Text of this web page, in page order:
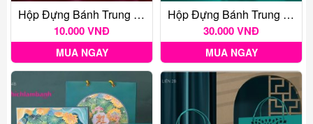
Hộp Đựng Bánh Trung Thu Tước Hoa 2B
10.000 VNĐ
MUA NGAY
Hộp Đựng Bánh Trung Thu THANH QUYÊN 6B Nhỏ
30.000 VNĐ
MUA NGAY